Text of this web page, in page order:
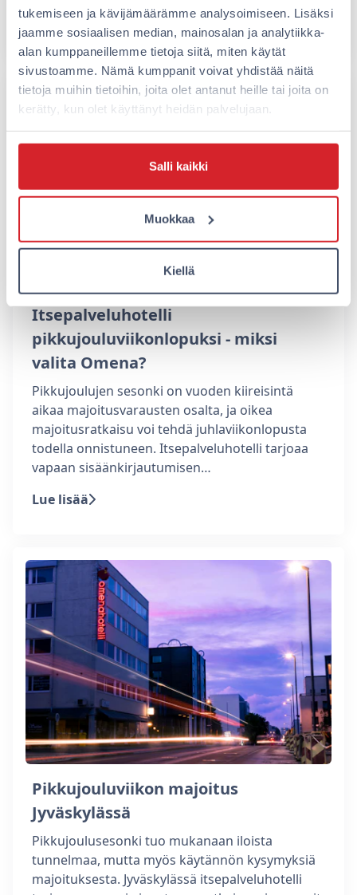
tukemiseen ja kävijämäärämme analysoimiseen. Lisäksi
jaamme sosiaalisen median, mainosalan ja analytiikka-
alan kumppaneillemme tietoja siitä, miten käytät
sivustoamme. Nämä kumppanit voivat yhdistää näitä
tietoja muihin tietoihin, joita olet antanut heille tai joita on
kerätty, kun olet käyttänyt heidän palvelujaan.
Salli kaikki
Muokkaa
Kiellä
Lue lisää
Itsepalveluhotelli
pikkujouluviikonlopuksi - miksi
valita Omena?
Pikkujoulujen sesonki on vuoden kiireisintä
aikaa majoitusvarausten osalta, ja oikea
majoitusratkaisu voi tehdä juhlaviikonlopusta
todella onnistuneen. Itsepalveluhotelli tarjoaa
vapaan sisäänkirjautumisen…
Lue lisää
Pikkujouluviikon majoitus
Jyväskylässä
Pikkujoulusesonki tuo mukanaan iloista
tunnelmaa, mutta myös käytännön kysymyksiä
majoituksesta. Jyväskylässä itsepalveluhotelli